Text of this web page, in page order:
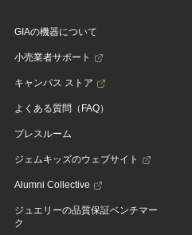
GIAの機器について
小売業者サポート
キャンパス ストア
よくある質問（FAQ）
プレスルーム
ジェムキッズのウェブサイト
Alumni Collective
ジュエリーの品質保証ベンチマー
ク